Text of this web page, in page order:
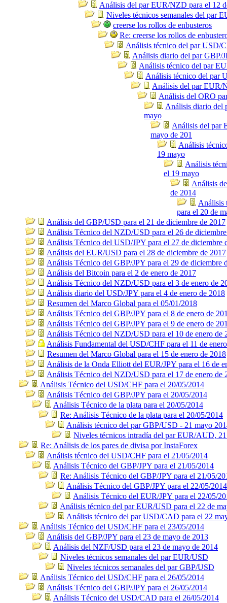
Análisis del par EUR/NZD para el 12
Niveles técnicos semanales del par
creerse los rollos de enbusteros
Re: creerse los rollos de
Análisis técnico del par USD/
Análisis diario del par GBP/
Análisis técnico del par
Análisis técnico del par
Análisis del par EUR/
Análisis del ORO
Análisis diario del
mayo
Análisis del par
mayo de 201
Análisis
19 mayo
Análisis
el 19 mayo
Análisis
de 2014
Análisis
para el 20 de
Análisis del GBP/USD para el 21 de diciembre de 2017
Análisis Técnico del NZD/USD para el 26 de
Análisis Técnico del USD/JPY para el 27 de diciembre
Análisis del EUR/USD para el 28 de diciembre de 2017
Análisis Técnico del GBP/JPY para el 29 de diciembre
Análisis del Bitcoin para el 2 de enero de 2017
Análisis Técnico del NZD/USD para el 3 de enero de
Análisis diario del USD/JPY para el 4 de enero de 2018
Resumen del Marco Global para el 05/01/2018
Análisis Técnico del GBP/JPY para el 8 de enero de
Análisis Técnico del GBP/JPY para el 9 de enero de
Análisis Técnico del NZD/USD para el 10 de enero de
Análisis Fundamental del USD/CHF para el 11 de
Resumen del Marco Global para el 15 de enero de 2018
Análisis de la Onda Elliott del EUR/JPY para el 16 de
Análisis Técnico del NZD/USD para el 17 de enero de
Análisis Técnico del USD/CHF para el 20/05/2014
Análisis Técnico del GBP/JPY para el 20/05/2014
Análisis Técnico de la plata para el 20/05/2014
Re: Análisis Técnico de la plata para el 20/05/2014
Análisis técnico del par GBP/USD - 21 mayo
Niveles técnicos intradía del par EUR/AUD,
Re: Análisis de los pares de divisa por InstaForex
Análisis técnico del USD/CHF para el 21/05/2014
Análisis Técnico del GBP/JPY para el 21/05/2014
Re: Análisis Técnico del GBP/JPY para el 21/05/
Análisis Técnico del GBP/JPY para el 22/05/2014
Análisis Técnico del EUR/JPY para el 22/05/
Análisis técnico del par EUR/USD para el 22 de
Análisis técnico del par USD/CAD para el 22
Análisis Técnico del USD/CHF para el 23/05/2014
Análisis del GBP/JPY para el 23 de mayo de 2013
Análisis del NZF/USD para el 23 de mayo de 2014
Niveles técnicos semanales del par EUR/USD
Niveles técnicos semanales del par GBP/USD
Análisis Técnico del USD/CHF para el 26/05/2014
Análisis Técnico del GBP/JPY para el 26/05/2014
Análisis Técnico del USD/CAD para el 26/05/2014